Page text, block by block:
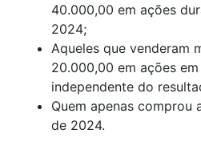
40.000,00 em ações
2024;
Aqueles que venderam
20.000,00 em ações
independente do
Quem apenas comprou
de 2024.